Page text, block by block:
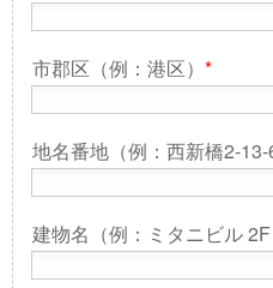
市郡区（例：港区） *
地名番地（例：西新橋2-13-6
建物名（例：ミタニビル 2F